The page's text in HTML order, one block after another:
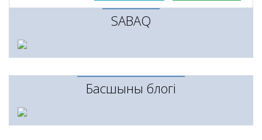
SABAQ
Басшының блогі